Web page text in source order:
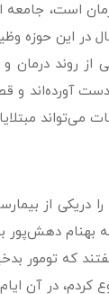
است،
حوزه
دست
افراد است. یکی از
کردم، در آن